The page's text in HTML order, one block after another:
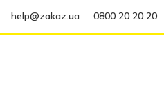
help@zakaz.ua 0800 20 20 20